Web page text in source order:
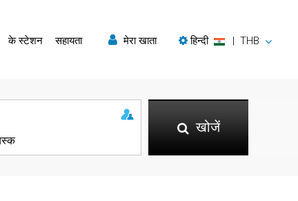
के स्टेशन सहायता मेरा खाता हिन्दी | THB
खोजें